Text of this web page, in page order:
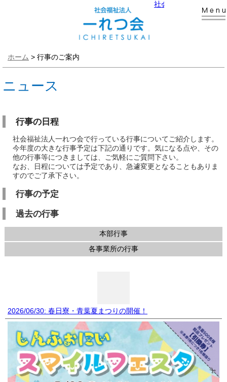
社会福祉法人 一れつ会
ホーム > 行事のご案内
ニュース
行事の日程
社会福祉法人一れつ会で行っている行事についてご紹介します。
今年度の大きな行事予定は下記の通りです。気になる点や、その
他の行事等につきましては、ご気軽にご質問下さい。
なお、日程については予定であり、急遽変更となることもありま
すのでご了承下さい。
行事の予定
過去の行事
本部行事
各事業所の行事
2026/06/30: 春日寮・青葉夏まつりの開催！